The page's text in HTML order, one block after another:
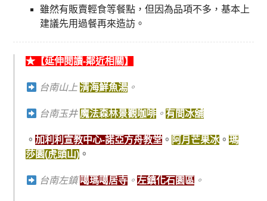
雖然有販賣輕食等餐點，但因為品項不多，基本上
建議先用過餐再來造訪。
★【延伸閱讀-鄰近相關】
台南山上 清海鮮魚湯。
台南玉井 魔法森林景觀咖啡。 有間冰舖
。加利利宣教中心-諾亞方舟教堂 。 阿月芒果冰 。瑪
莎園(虎頭山) 。
台南左鎮噶瑪噶居寺。 左鎮化石園區 。